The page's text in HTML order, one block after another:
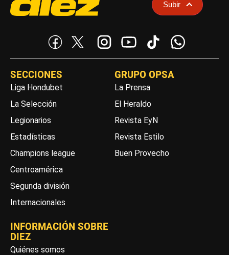
Subir
SECCIONES
Liga Hondubet
La Selección
Legionarios
Estadísticas
Champions league
Centroamérica
Segunda división
Internacionales
GRUPO OPSA
La Prensa
El Heraldo
Revista EyN
Revista Estilo
Buen Provecho
INFORMACIÓN SOBRE
DIEZ
Quiénes somos